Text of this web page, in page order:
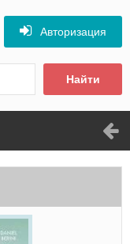
Найти
Авторизация